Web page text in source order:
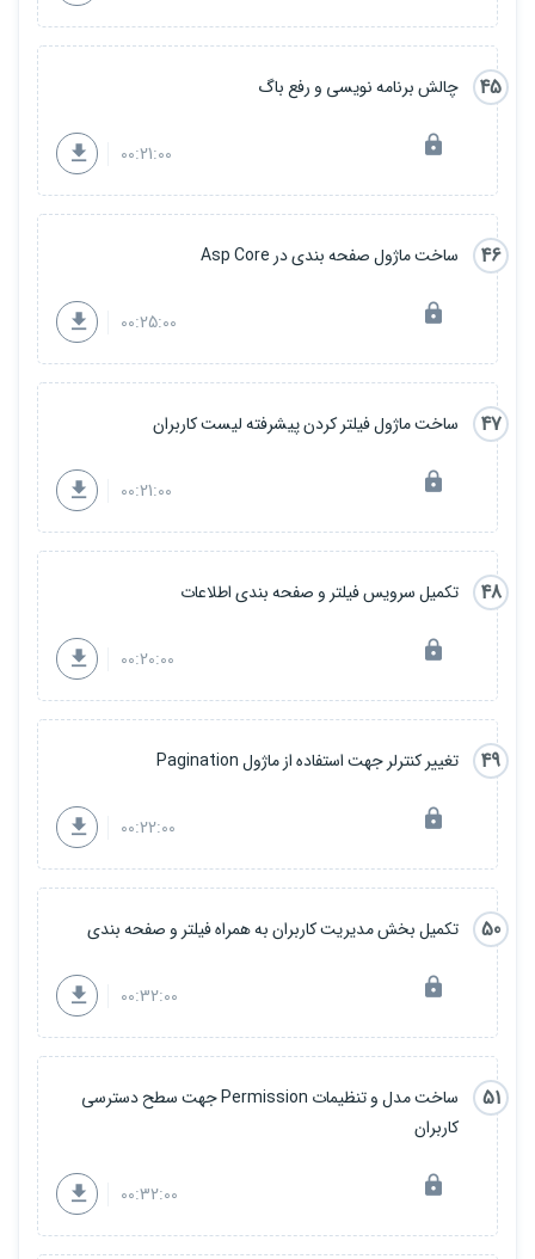
45 چالش برنامه نویسی و رفع باگ
00:21:00
46 ساخت ماژول صفحه بندی در Asp Core
00:25:00
47 ساخت ماژول فیلتر کردن پیشرفته لیست کاربران
00:21:00
48 تکمیل سرویس فیلتر و صفحه بندی اطلاعات
00:20:00
49 تغییر کنترلر جهت استفاده از ماژول Pagination
00:22:00
50 تکمیل بخش مدیریت کاربران به همراه فیلتر و صفحه بندی
00:32:00
51
ساخت مدل و تنظیمات Permission جهت سطح دسترسی
کاربران
00:32:00